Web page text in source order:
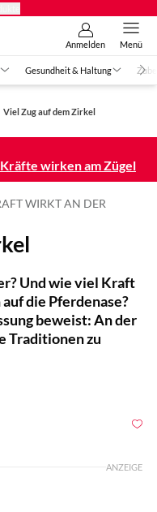
Anmelden Menü
Gesundheit & Haltung
Viel Zug auf dem Zirkel
wirken am Zügel
WIRKT AN DER
Und wie viel Kraft
die Pferdenase?
beweist: An der
Traditionen zu
ANZEIGE